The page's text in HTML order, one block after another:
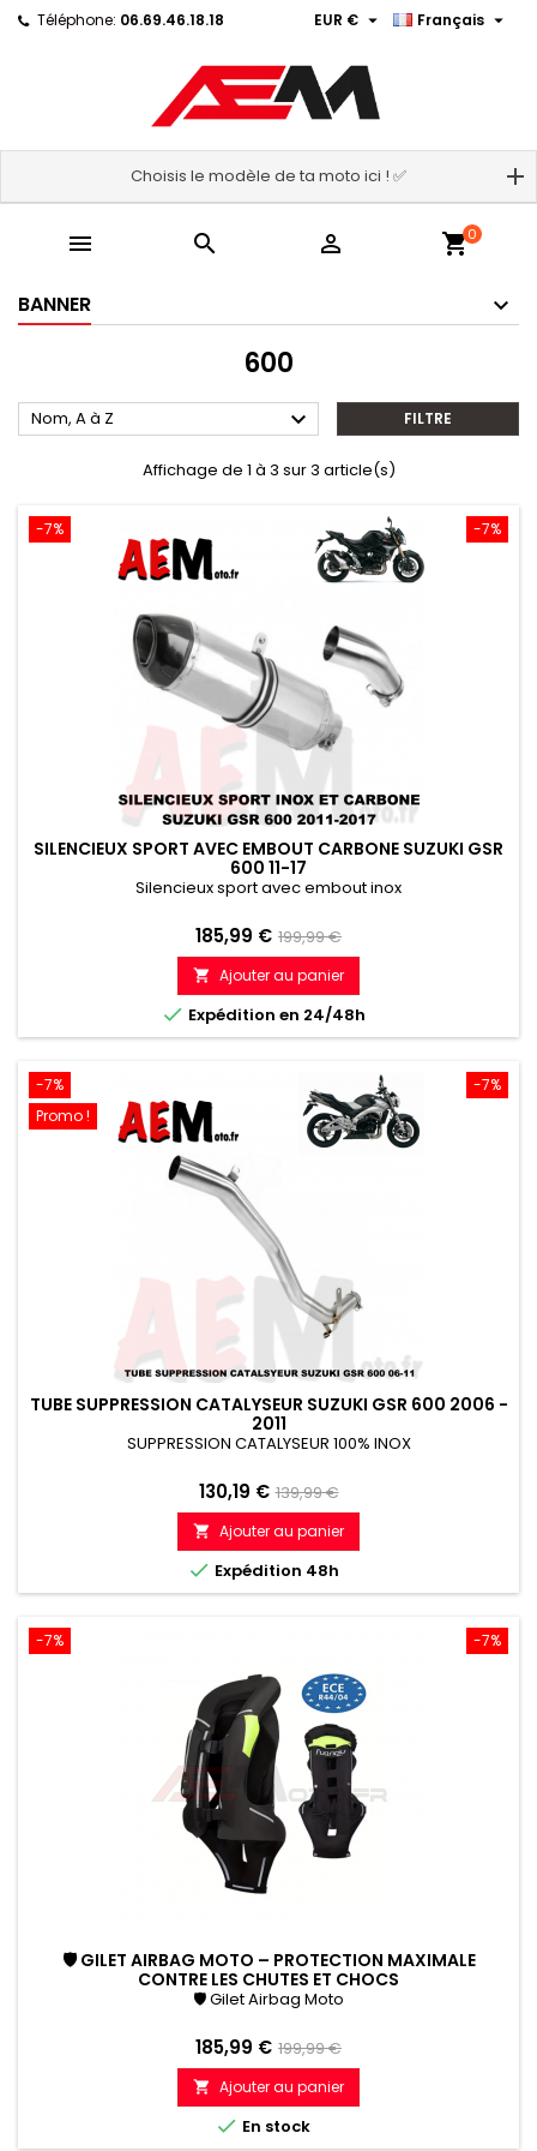
Téléphone: 06.69.46.18.18 Français 
EUR € 
Choisis le modèle de ta moto ici ! ✅
   shopping_cart0
BANNER
600
Nom, A à Z  FILTRE
Affichage de 1 à 3 sur 3 article(s)
-7%
-7%
SILENCIEUX SPORT AVEC EMBOUT CARBONE SUZUKI GSR
600 11-17
Silencieux sport avec embout inox
Prix
185,99 € Prix
de
référence
199,99 €
 Ajouter au panier
 Expédition en 24/48h
-7%
-7%
Promo !
TUBE SUPPRESSION CATALYSEUR SUZUKI GSR 600 2006 -
2011
SUPPRESSION CATALYSEUR 100% INOX
Prix
130,19 € Prix
de
référence
139,99 €
 Ajouter au panier
 Expédition 48h
-7%
-7%
🛡 GILET AIRBAG MOTO – PROTECTION MAXIMALE
CONTRE LES CHUTES ET CHOCS
🛡 Gilet Airbag Moto
Prix
185,99 € Prix
de
référence
199,99 €
 Ajouter au panier
 En stock